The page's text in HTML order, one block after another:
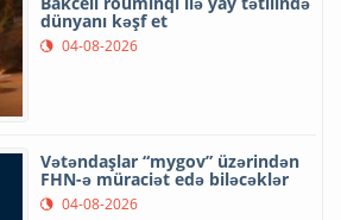
dünyanı kəşf et
04-08-2026
Vətəndaşlar “mygov” üzərindən
FHN-ə müraciət edə biləcəklər
04-08-2026